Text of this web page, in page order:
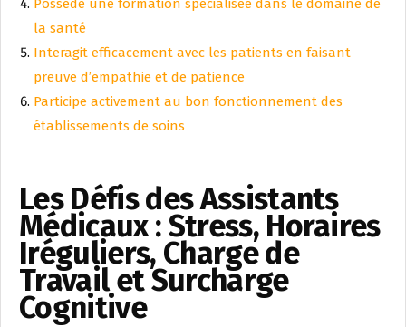
Possède une formation spécialisée dans le domaine de
la santé
Interagit efficacement avec les patients en faisant
preuve d’empathie et de patience
Participe activement au bon fonctionnement des
établissements de soins
Les Défis des Assistants
Médicaux : Stress, Horaires
Iréguliers, Charge de
Travail et Surcharge
Cognitive